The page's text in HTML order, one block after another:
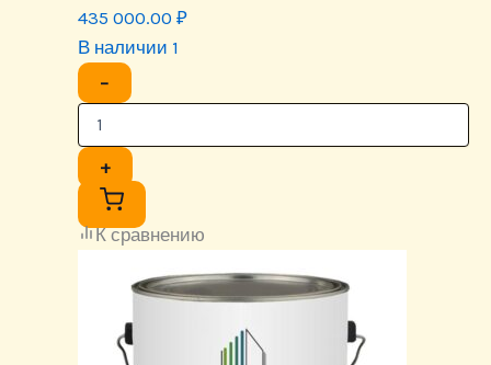
435 000.00 ₽
В наличии 1
−
+
К сравнению